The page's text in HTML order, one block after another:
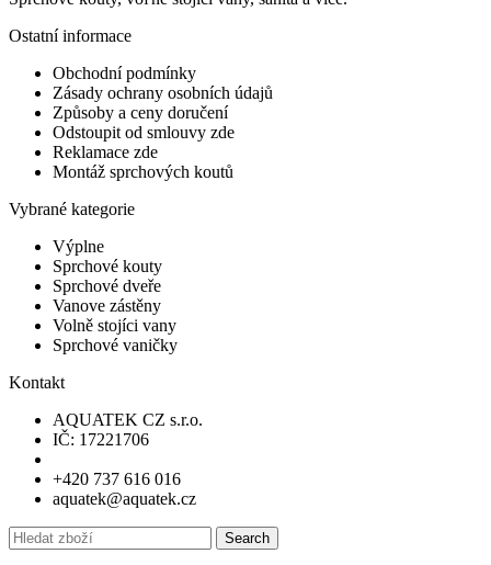
Ostatní informace
Obchodní podmínky
Zásady ochrany osobních údajů
Způsoby a ceny doručení
Odstoupit od smlouvy zde
Reklamace zde
Montáž sprchových koutů
Vybrané kategorie
Výplne
Sprchové kouty
Sprchové dveře
Vanove zástěny
Volně stojíci vany
Sprchové vaničky
Kontakt
AQUATEK CZ s.r.o.
IČ: 17221706
+420 737 616 016
aquatek@aquatek.cz
Search